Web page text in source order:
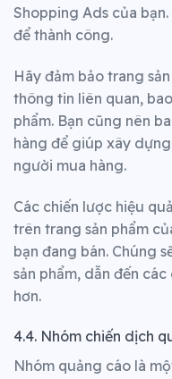
Shopping Ads của
để thành công.
Hãy đảm bảo trang
thông tin liên quan,
phẩm. Bạn cũng nên
hàng để giúp xây
người mua hàng.
Các chiến lược hiệu
trên trang sản phẩm
bạn đang bán. Chúng
sản phẩm, dẫn đến
hơn.
4.4. Nhóm chiến dịch
Nhóm quảng cáo là